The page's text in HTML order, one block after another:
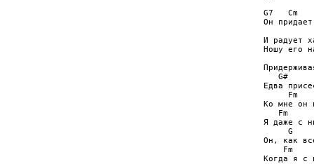
   G7   Cm
Он
И радует
Ношу его
G#
Едва
Fm
Ко мне он
Fm
Я даже с
G
Он, как
Fm
Когда я с